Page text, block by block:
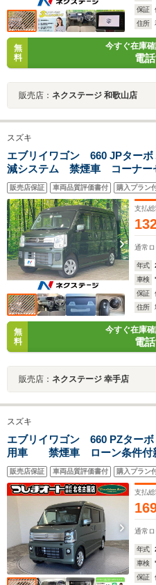
保証
住所
無
料
今すぐ在庫
電
販売店： ネクステージ 和歌山店
スズキ
エブリイワゴン 660 JPター
減システム 禁煙車 コーナー
ー 車線逸脱警報 オートライ
販売店保証 車両品質評価書付 購入プラン
支払
通常
年式
車検
保証
住所
無
料
今すぐ在庫
電
販売店： ネクステージ 幸手店
スズキ
エブリイワゴン 660 PZター
用車 禁煙車 ローン条件付
突被害軽減ブレーキ スマー
サポカーS CVT 純正エアバ
ン 電動格納ミラー 運転席シ
販売店保証 車両品質評価書付 購入プラン
支払
通常
年式
車検
保証